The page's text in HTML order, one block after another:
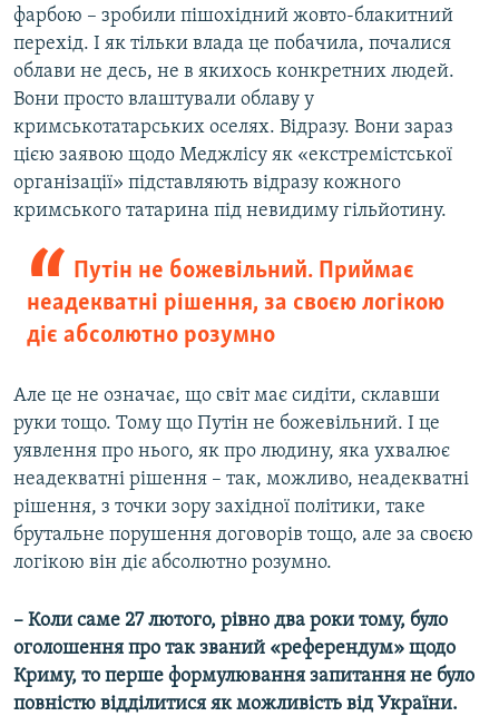
фарбою – зробили пішохідний жовто-блакитний
перехід. І як тільки влада це побачила, почалися
облави не десь, не в якихось конкретних людей.
Вони просто влаштували облаву у
кримськотатарських оселях. Відразу. Вони зараз
цією заявою щодо Меджлісу як «екстремістської
організації» підставляють відразу кожного
кримського татарина під невидиму гільйотину.
Путін не божевільний. Приймає
неадекватні рішення, за своєю логікою
діє абсолютно розумно
Але це не означає, що світ має сидіти, склавши
руки тощо. Тому що Путін не божевільний. І це
уявлення про нього, як про людину, яка ухвалює
неадекватні рішення – так, можливо, неадекватні
рішення, з точки зору західної політики, таке
брутальне порушення договорів тощо, але за своєю
логікою він діє абсолютно розумно.
– Коли саме 27 лютого, рівно два роки тому, було
оголошення про так званий «референдум» щодо
Криму, то перше формулювання запитання не було
повністю відділитися як можливість від України.